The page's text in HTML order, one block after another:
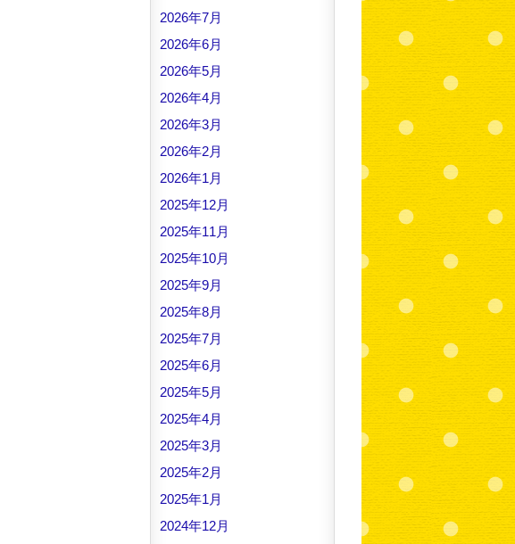
2026年7月
2026年6月
2026年5月
2026年4月
2026年3月
2026年2月
2026年1月
2025年12月
2025年11月
2025年10月
2025年9月
2025年8月
2025年7月
2025年6月
2025年5月
2025年4月
2025年3月
2025年2月
2025年1月
2024年12月